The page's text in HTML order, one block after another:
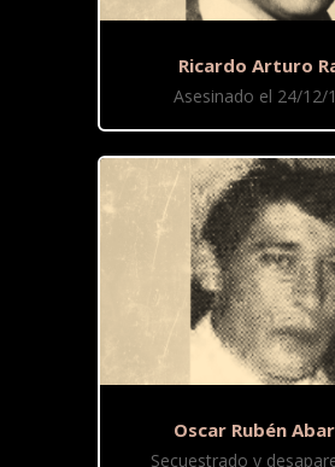
Ricardo Arturo
Asesinado el 24/12/
Oscar Rubén
Secuestrado y